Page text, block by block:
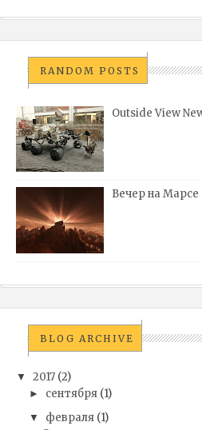
RANDOM POSTS
Outside View
Вечер на Марсе
BLOG ARCHIVE
▼ 2017 (2)
► сентября (1)
▼ февраля (1)